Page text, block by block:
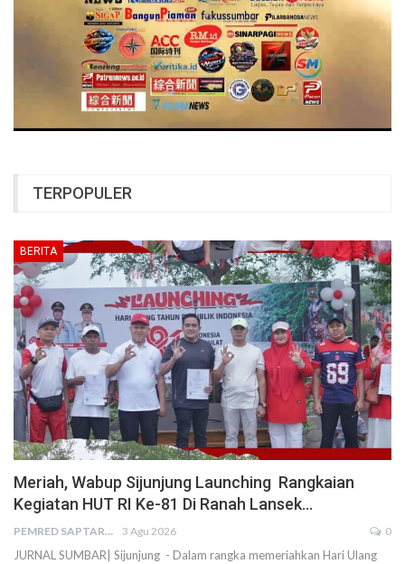
TERPOPULER
BERITA
Meriah, Wabup Sijunjung Launching Rangkaian
Kegiatan HUT RI Ke-81 Di Ranah Lansek…
PEMRED SAPTARIUS 3 Agu 2026 0
JURNAL SUMBAR| Sijunjung - Dalam rangka memeriahkan Hari Ulang